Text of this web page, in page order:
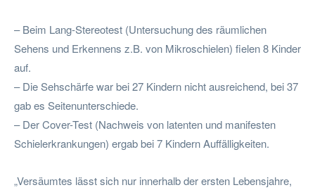
– Beim Lang-Stereotest (Untersuchung des räumlichen
Sehens und Erkennens z.B. von Mikroschielen) fielen 8 Kinder
auf.
– Die Sehschärfe war bei 27 Kindern nicht ausreichend, bei 37
gab es Seitenunterschiede.
– Der Cover-Test (Nachweis von latenten und manifesten
Schielerkrankungen) ergab bei 7 Kindern Auffälligkeiten.
„Versäumtes lässt sich nur innerhalb der ersten Lebensjahre,